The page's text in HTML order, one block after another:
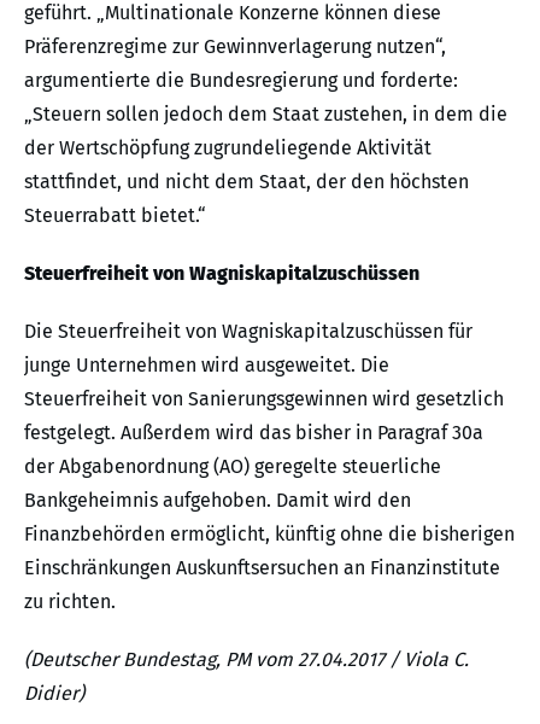
geführt. „Multinationale Konzerne können diese
Präferenzregime zur Gewinnverlagerung nutzen“,
argumentierte die Bundesregierung und forderte:
„Steuern sollen jedoch dem Staat zustehen, in dem die
der Wertschöpfung zugrundeliegende Aktivität
stattfindet, und nicht dem Staat, der den höchsten
Steuerrabatt bietet.“
Steuerfreiheit von Wagniskapitalzuschüssen
Die Steuerfreiheit von Wagniskapitalzuschüssen für
junge Unternehmen wird ausgeweitet. Die
Steuerfreiheit von Sanierungsgewinnen wird gesetzlich
festgelegt. Außerdem wird das bisher in Paragraf 30a
der Abgabenordnung (AO) geregelte steuerliche
Bankgeheimnis aufgehoben. Damit wird den
Finanzbehörden ermöglicht, künftig ohne die bisherigen
Einschränkungen Auskunftsersuchen an Finanzinstitute
zu richten.
(Deutscher Bundestag, PM vom 27.04.2017 / Viola C.
Didier)